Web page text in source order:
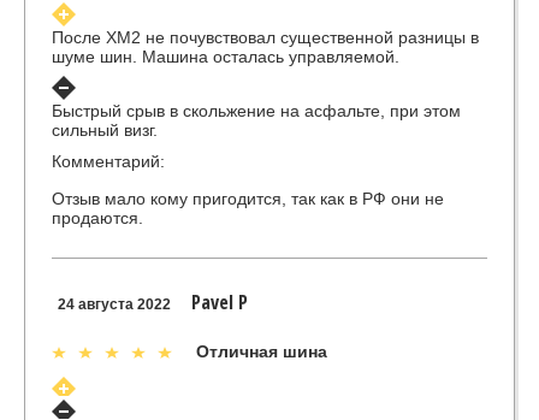
После XM2 не почувствовал существенной разницы в
шуме шин. Машина осталась управляемой.
Быстрый срыв в скольжение на асфальте, при этом
сильный визг.
Комментарий:
Отзыв мало кому пригодится, так как в РФ они не
продаются.
24 августа 2022 Pavel P
Отличная шина